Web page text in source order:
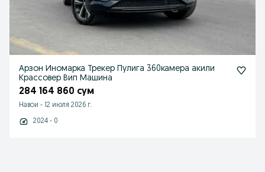
Арзон Иномарка Трекер Пулига 360камера акили
Крассовер Вип Машина
284 164 860 сум
Навои - 12 июля 2026 г.
2024 - 0